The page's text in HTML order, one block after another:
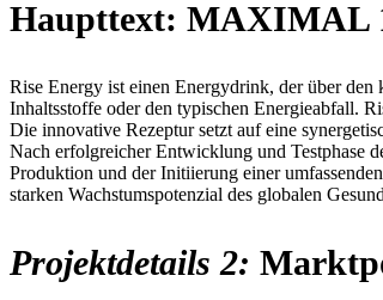
Haupttext: MAXIMAL
Rise Energy ist einen Energydrink, der über
Inhaltsstoffe oder den typischen Energieabfall.
Die innovative Rezeptur setzt auf eine
Nach erfolgreicher Entwicklung und Testphase
Produktion und der Initiierung einer
starken Wachstumspotenzial des globalen
Projektdetails 2: